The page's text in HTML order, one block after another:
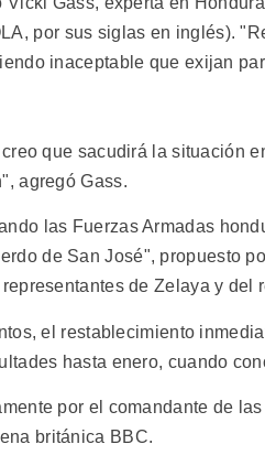
por sus siglas en inglés).
inaceptable que exijan
que sacudirá la situación
agregó Gass.
las Fuerzas Armadas
de San José", propuesto
de Zelaya y del
el restablecimiento
hasta enero, cuando
por el comandante de
británica BBC.